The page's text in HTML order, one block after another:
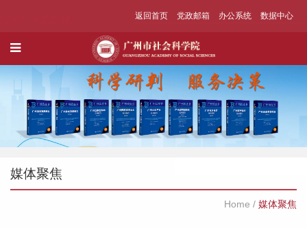
返回首页 党政邮箱 办公系统 数据中心
媒体聚焦
Home / 媒体聚焦